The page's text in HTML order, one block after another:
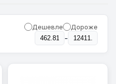
Дешевле Дороже
-